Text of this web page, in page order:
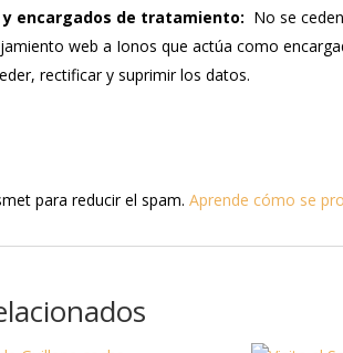
encargados de tratamiento: No se
web a Ionos que actúa como
rectificar y suprimir los datos.
para reducir el spam.Aprende cómo se